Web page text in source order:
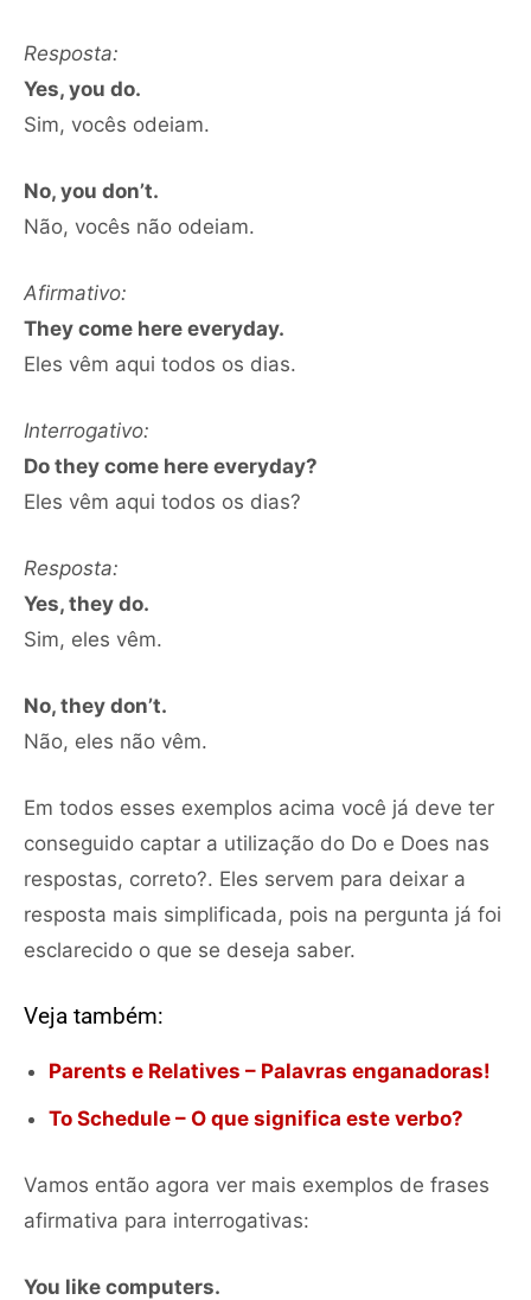
Resposta:
Yes, you do.
Sim, vocês odeiam.
No, you don’t.
Não, vocês não odeiam.
Afirmativo:
They come here everyday.
Eles vêm aqui todos os dias.
Interrogativo:
Do they come here everyday?
Eles vêm aqui todos os dias?
Resposta:
Yes, they do.
Sim, eles vêm.
No, they don’t.
Não, eles não vêm.
Em todos esses exemplos acima você já deve ter
conseguido captar a utilização do Do e Does nas
respostas, correto?. Eles servem para deixar a
resposta mais simplificada, pois na pergunta já foi
esclarecido o que se deseja saber.
Veja também:
Parents e Relatives – Palavras enganadoras!
To Schedule – O que significa este verbo?
Vamos então agora ver mais exemplos de frases
afirmativa para interrogativas:
You like computers.